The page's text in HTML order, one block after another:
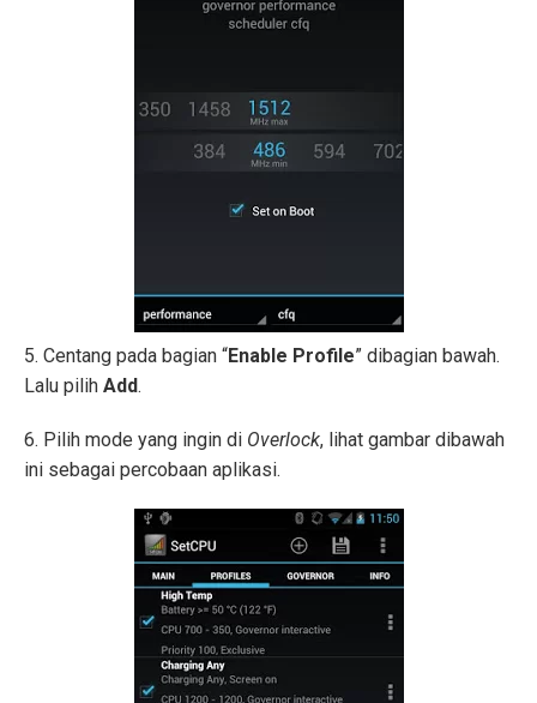
5. Centang pada bagian “Enable Profile” dibagian bawah.
Lalu pilih Add.
6. Pilih mode yang ingin di Overlock, lihat gambar dibawah
ini sebagai percobaan aplikasi.